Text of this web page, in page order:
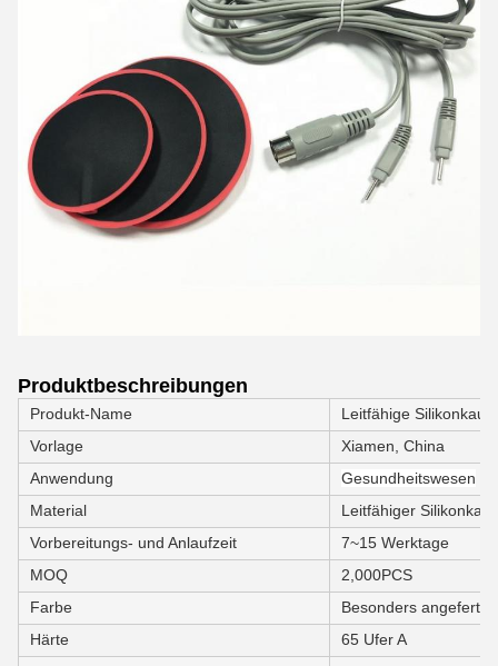
Produktbeschreibungen
Produkt-Name
Leitfähige
Vorlage
Xiamen, China
Anwendung
Gesundheitswesen
Material
Leitfähiger
Vorbereitungs- und Anlaufzeit
7~15 Werktage
MOQ
2,000PCS
Farbe
Besonders angefertigt
Härte
65 Ufer A